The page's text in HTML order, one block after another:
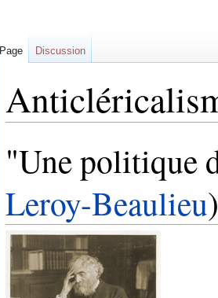
navigation
recherche
"Une politique
Leroy-Beaulieu)
Page Discussion